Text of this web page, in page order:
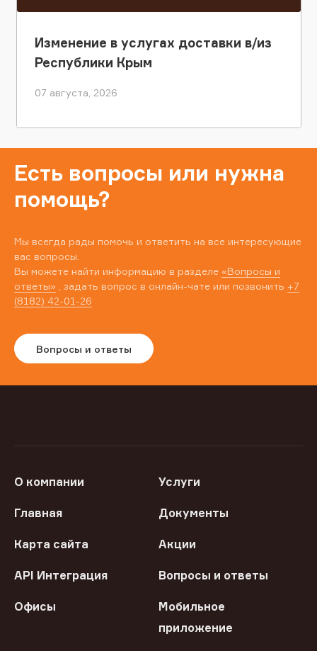
Изменение в услугах доставки в/из
Республики Крым
07 августа, 2026
Есть вопросы или нужна
помощь?
Мы всегда рады помочь и ответить на все интересующие
вас вопросы.
Вы можете найти информацию в разделе «Вопросы и
ответы» , задать вопрос в онлайн-чате или позвонить +7
(8182) 42-01-26
Вопросы и ответы
О компании Услуги
Главная Документы
Карта сайта Акции
API Интеграция Вопросы и ответы
Офисы
Мобильное
приложение